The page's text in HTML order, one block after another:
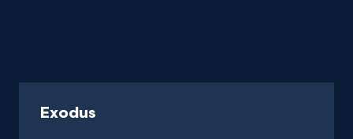
Exodus